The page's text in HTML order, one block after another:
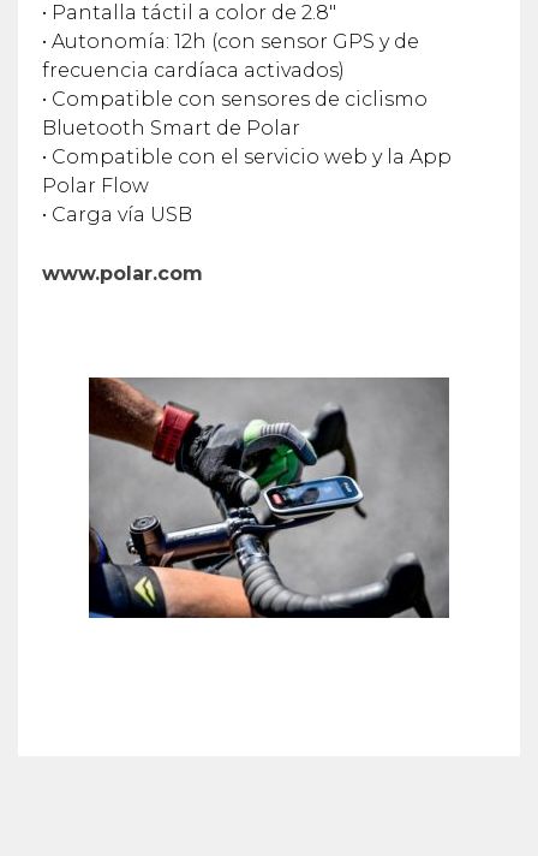
• Pantalla táctil a color de 2.8″
• Autonomía: 12h (con sensor GPS y de
frecuencia cardíaca activados)
• Compatible con sensores de ciclismo
Bluetooth Smart de Polar
• Compatible con el servicio web y la App
Polar Flow
• Carga vía USB
www.polar.com